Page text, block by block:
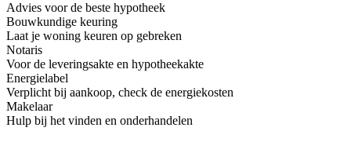
Advies voor de beste hypotheek
Bouwkundige keuring
Laat je woning keuren op gebreken
Notaris
Voor de leveringsakte en hypotheekakte
Energielabel
Verplicht bij aankoop, check de energiekosten
Makelaar
Hulp bij het vinden en onderhandelen